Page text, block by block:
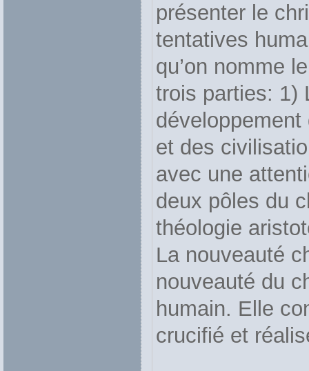
présenter le
tentatives
qu’on nomme
trois parties: 1)
et des
avec une
deux pôles du
théologie
La nouveauté
nouveauté du
humain. Elle
crucifié et